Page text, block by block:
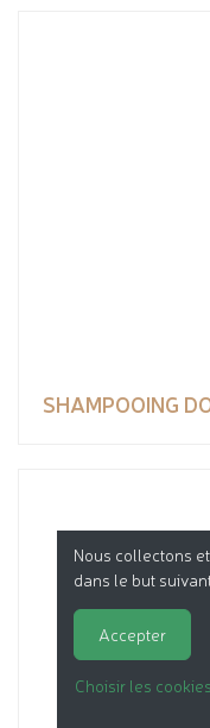
SHAMPOOING
Nous collectons
dans le but
Accepter
Choisir les